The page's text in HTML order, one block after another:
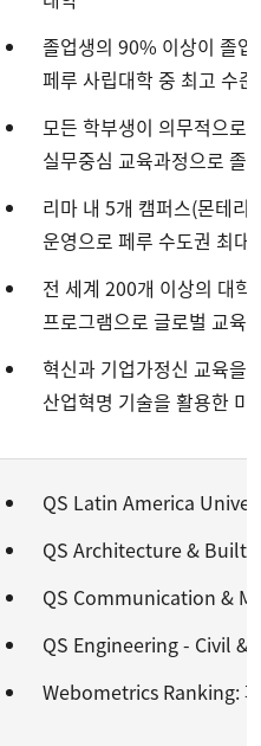
졸업생의 90% 이상이 졸
페루 사립대학 중 최고 수
모든 학부생이 의무적으로
실무중심 교육과정으로 졸
리마 내 5개 캠퍼스(몬테리
운영으로 페루 수도권 최
전 세계 200개 이상의 대
프로그램으로 글로벌 교육
혁신과 기업가정신 교육을
산업혁명 기술을 활용한
QS Latin America
QS Architecture & Built
QS Communication &
QS Engineering - Civil &
Webometrics Ranking: